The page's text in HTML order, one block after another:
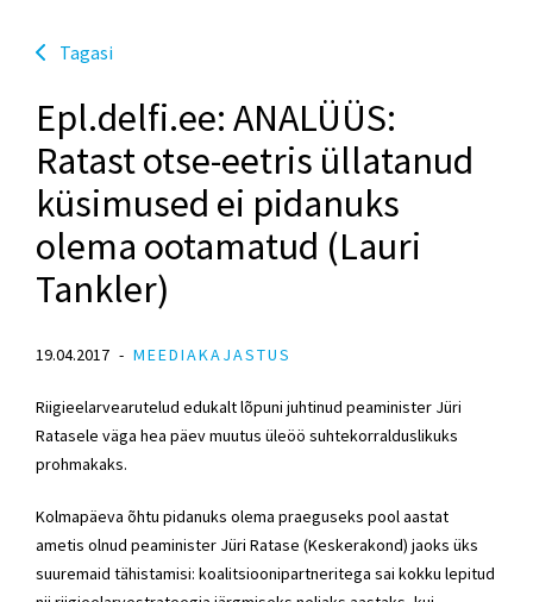
Tagasi
Epl.delfi.ee: ANALÜÜS:
Ratast otse-eetris üllatanud
küsimused ei pidanuks
olema ootamatud (Lauri
Tankler)
19.04.2017 MEEDIAKAJASTUS
Riigieelarvearutelud edukalt lõpuni juhtinud peaminister Jüri
Ratasele väga hea päev muutus üleöö suhtekorralduslikuks
prohmakaks.
Kolmapäeva õhtu pidanuks olema praeguseks pool aastat
ametis olnud peaminister Jüri Ratase (Keskerakond) jaoks üks
suuremaid tähistamisi: koalitsioonipartneritega sai kokku lepitud